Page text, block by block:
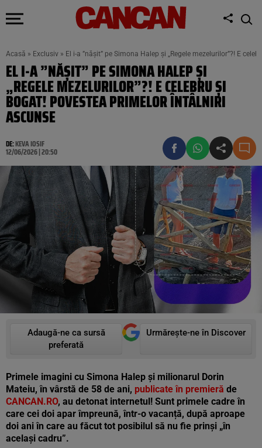
Acasă » Exclusiv » El i-a ”nășit” pe Simona Halep și „Regele mezelurilor”?! E
EL I-A ”NĂȘIT” PE SIMONA HALEP ȘI
„REGELE MEZELURILOR”?! E CELEBRU ȘI
BOGAT! POVESTEA PRIMELOR ÎNTÂLNIRI
ASCUNSE
DE:KEVA IOSIF
12/06/2026 | 20:50
Adaugă-ne ca sursă
preferată
Urmărește-ne în Discover
Primele imagini cu Simona Halep și milionarul Dorin
Mateiu, în vârstă de 58 de ani, publicate în premieră de
CANCAN.RO, au detonat internetul! Sunt primele cadre în
care cei doi apar împreună, într-o vacanță, după aproape
doi ani în care au făcut tot posibilul să nu fie prinși „în
același cadru”.